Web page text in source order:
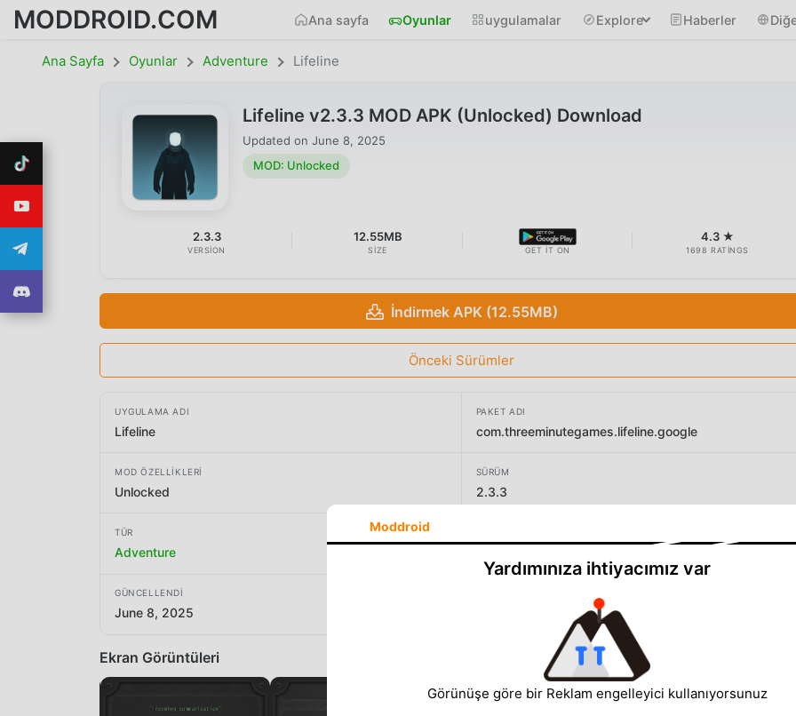
MODDROID.COM Ana sayfa Oyunlar uygulamalar Explore Haberler
Ana Sayfa Oyunlar Adventure Lifeline
Lifeline v2.3.3 MOD APK (Unlocked) Download
Updated on June 8, 2025
MOD: Unlocked
2.3.3
VERSION
12.55MB
SIZE GET IT ON
4.3 ★
1698 RATINGS
İndirmek APK (12.55MB)
Önceki Sürümler
UYGULAMA ADI
Lifeline
PAKET ADI
com.threeminutegames.lifeline.google
MOD ÖZELLIKLERI
Unlocked
SÜRÜM
2.3.3
TÜR
Adventure
GÜNCELLENDI
June 8, 2025
Ekran Görüntüleri
Moddroid
Yardımınıza ihtiyacımız var
Görünüşe göre bir Reklam engelleyici kullanıyorsunuz